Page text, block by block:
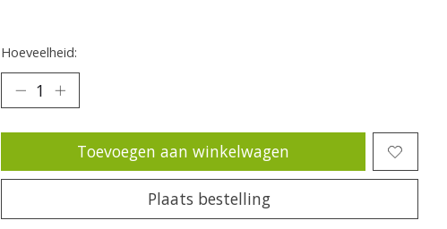
Hoeveelheid:
Toevoegen aan winkelwagen
Plaats bestelling